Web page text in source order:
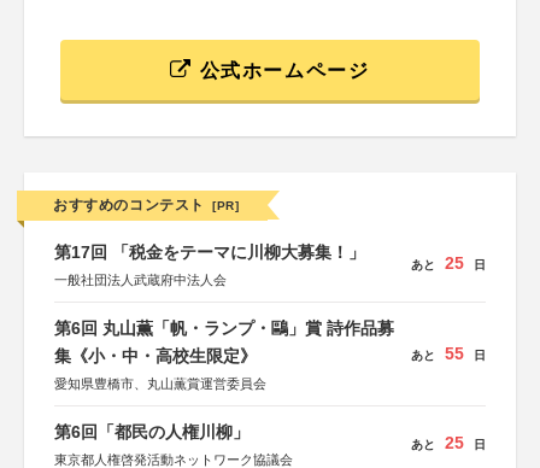
公式ホームページ
おすすめのコンテスト [PR]
第17回 「税金をテーマに川柳大募集！」
一般社団法人武蔵府中法人会
あと 25 日
第6回 丸山薫「帆・ランプ・鷗」賞 詩作品募
集《小・中・高校生限定》
愛知県豊橋市、丸山薫賞運営委員会
あと 55 日
第6回「都民の人権川柳」
東京都人権啓発活動ネットワーク協議会
あと 25 日